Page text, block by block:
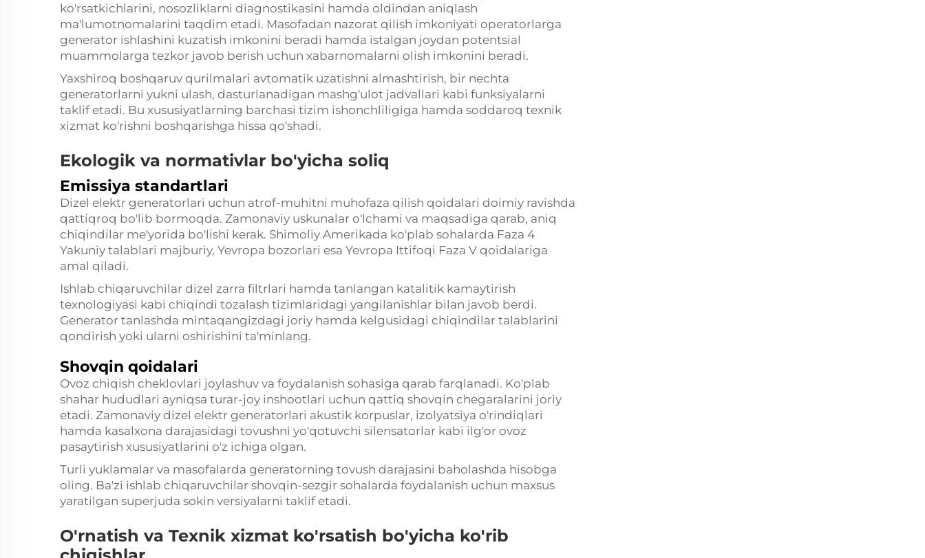
ko'rsatkichlarini, nosozliklarni diagnostikasini hamda oldindan aniqlash
ma'lumotnomalarini taqdim etadi. Masofadan nazorat qilish imkoniyati operatorlarga
generator ishlashini kuzatish imkonini beradi hamda istalgan joydan potentsial
muammolarga tezkor javob berish uchun xabarnomalarni olish imkonini beradi.
Yaxshiroq boshqaruv qurilmalari avtomatik uzatishni almashtirish, bir nechta
generatorlarni yukni ulash, dasturlanadigan mashg'ulot jadvallari kabi funksiyalarni
taklif etadi. Bu xususiyatlarning barchasi tizim ishonchliligiga hamda soddaroq texnik
xizmat ko'rishni boshqarishga hissa qo'shadi.
Ekologik va normativlar bo'yicha soliq
Emissiya standartlari
Dizel elektr generatorlari uchun atrof-muhitni muhofaza qilish qoidalari doimiy ravishda
qattiqroq bo'lib bormoqda. Zamonaviy uskunalar o'lchami va maqsadiga qarab, aniq
chiqindilar me'yorida bo'lishi kerak. Shimoliy Amerikada ko'plab sohalarda Faza 4
Yakuniy talablari majburiy, Yevropa bozorlari esa Yevropa Ittifoqi Faza V qoidalariga
amal qiladi.
Ishlab chiqaruvchilar dizel zarra filtrlari hamda tanlangan katalitik kamaytirish
texnologiyasi kabi chiqindi tozalash tizimlaridagi yangilanishlar bilan javob berdi.
Generator tanlashda mintaqangizdagi joriy hamda kelgusidagi chiqindilar talablarini
qondirish yoki ularni oshirishini ta'minlang.
Shovqin qoidalari
Ovoz chiqish cheklovlari joylashuv va foydalanish sohasiga qarab farqlanadi. Ko'plab
shahar hududlari ayniqsa turar-joy inshootlari uchun qattiq shovqin chegaralarini joriy
etadi. Zamonaviy dizel elektr generatorlari akustik korpuslar, izolyatsiya o'rindiqlari
hamda kasalxona darajasidagi tovushni yo'qotuvchi silensatorlar kabi ilg'or ovoz
pasaytirish xususiyatlarini o'z ichiga olgan.
Turli yuklamalar va masofalarda generatorning tovush darajasini baholashda hisobga
oling. Ba'zi ishlab chiqaruvchilar shovqin-sezgir sohalarda foydalanish uchun maxsus
yaratilgan superjuda sokin versiyalarni taklif etadi.
O'rnatish va Texnik xizmat ko'rsatish bo'yicha ko'rib